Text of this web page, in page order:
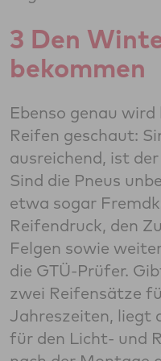
3 Den
bekommen
Ebenso genau
Reifen geschaut:
ausreichend, ist
Sind die Pneus
etwa sogar
Reifendruck, den
Felgen sowie
die GTÜ-Prüfer.
zwei Reifensätze
Jahreszeiten, liegt
für den Licht- und